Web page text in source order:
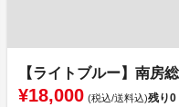
【ライトブルー】南房
¥18,000 (税込/送料込)残り0